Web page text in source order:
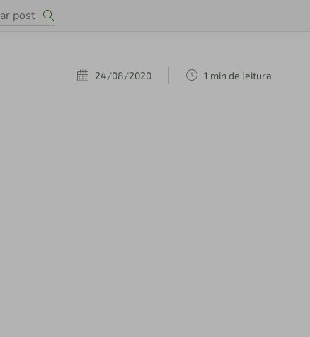
24/08/2020 1 min de leitura